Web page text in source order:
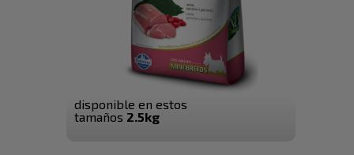
disponible en estos
tamaños 2.5kg